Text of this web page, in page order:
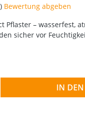
von 0 von 5
Bewertung abgeben
Pflaster – wasserfest,
sicher vor
Gib den
IN